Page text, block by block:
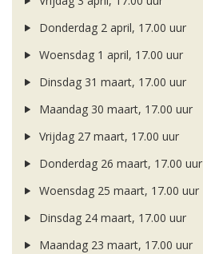
Donderdag 2 april, 17.00 uur
Woensdag 1 april, 17.00 uur
Dinsdag 31 maart, 17.00 uur
Maandag 30 maart, 17.00 uur
Vrijdag 27 maart, 17.00 uur
Donderdag 26 maart, 17.00 uur
Woensdag 25 maart, 17.00 uur
Dinsdag 24 maart, 17.00 uur
Maandag 23 maart, 17.00 uur